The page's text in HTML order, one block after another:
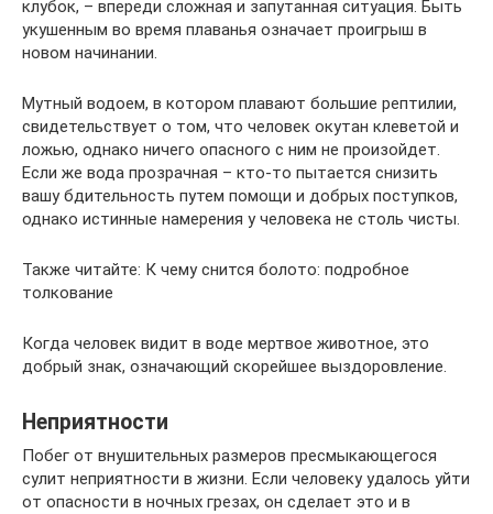
клубок, – впереди сложная и запутанная ситуация. Быть
укушенным во время плаванья означает проигрыш в
новом начинании.
Мутный водоем, в котором плавают большие рептилии,
свидетельствует о том, что человек окутан клеветой и
ложью, однако ничего опасного с ним не произойдет.
Если же вода прозрачная – кто-то пытается снизить
вашу бдительность путем помощи и добрых поступков,
однако истинные намерения у человека не столь чисты.
Также читайте: К чему снится болото: подробное
толкование
Когда человек видит в воде мертвое животное, это
добрый знак, означающий скорейшее выздоровление.
Неприятности
Побег от внушительных размеров пресмыкающегося
сулит неприятности в жизни. Если человеку удалось уйти
от опасности в ночных грезах, он сделает это и в